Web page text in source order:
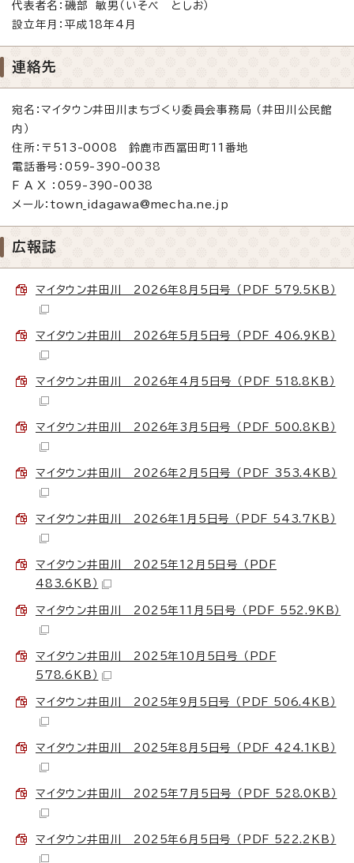
代表者名：磯部 敏男（いそべ としお）
設立年月：平成18年4月
連絡先
宛名：マイタウン井田川まちづくり委員会事務局 （井田川公民館
内）
住所：〒513-0008 鈴鹿市西冨田町11番地
電話番号：059-390-0038
F A X ：059-390-0038
メール：town_idagawa@mecha.ne.jp
広報誌
マイタウン井田川 2026年8月5日号 （PDF 579.5KB）
マイタウン井田川 2026年5月5日号 （PDF 406.9KB）
マイタウン井田川 2026年4月5日号 （PDF 518.8KB）
マイタウン井田川 2026年3月5日号 （PDF 500.8KB）
マイタウン井田川 2026年2月5日号 （PDF 353.4KB）
マイタウン井田川 2026年1月5日号 （PDF 543.7KB）
マイタウン井田川 2025年12月5日号 （PDF
483.6KB）
マイタウン井田川 2025年11月5日号 （PDF 552.9KB）
マイタウン井田川 2025年10月5日号 （PDF
578.6KB）
マイタウン井田川 2025年9月5日号 （PDF 506.4KB）
マイタウン井田川 2025年8月5日号 （PDF 424.1KB）
マイタウン井田川 2025年7月5日号 （PDF 528.0KB）
マイタウン井田川 2025年6月5日号 （PDF 522.2KB）